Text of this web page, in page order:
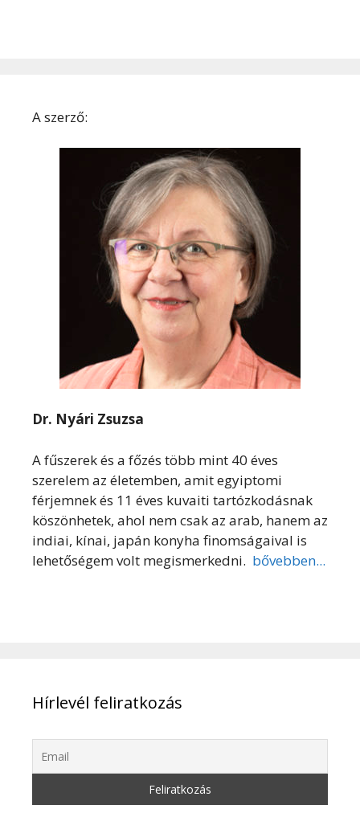
A szerző:
Dr. Nyári Zsuzsa
A fűszerek és a főzés több mint 40 éves
szerelem az életemben, amit egyiptomi
férjemnek és 11 éves kuvaiti tartózkodásnak
köszönhetek, ahol nem csak az arab, hanem az
indiai, kínai, japán konyha finomságaival is
lehetőségem volt megismerkedni. bővebben...
Hírlevél feliratkozás